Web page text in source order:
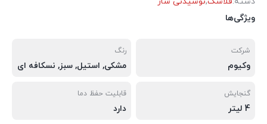
ویژگی‌ها
شرکت
وکیوم
رنگ
مشکی, استیل, سبز, نسکافه ای
گنجایش
4 لیتر
قابلیت حفظ دما
دارد